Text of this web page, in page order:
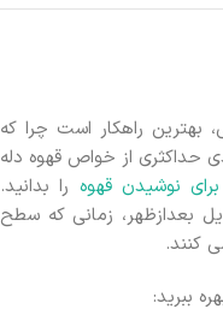
بهترین راهکار است چرا که
حداکثری از خواص قهوه دله
نوشیدن قهوه را بدانید.
بعدازظهر، زمانی که سطح
کنند.
ببرید: